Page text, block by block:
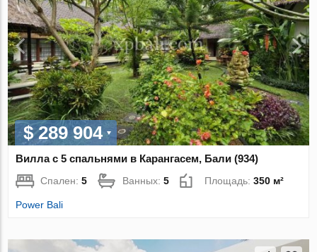
$ 289 904
Вилла с 5 спальнями в Карангасем, Бали (934)
Спален:5 Ванных:5 Площадь:350 м²
Power Bali